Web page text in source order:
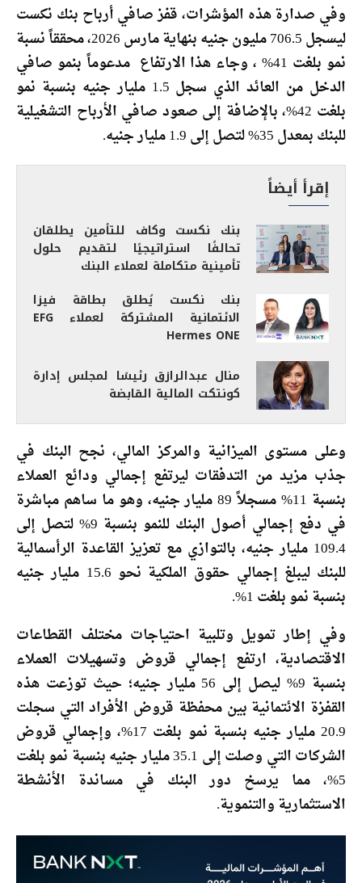
وفي صدارة هذه المؤشرات، قفز صافي أرباح بنك نكست
ليسجل 706.5 مليون جنيه بنهاية مارس 2026، محققاً نسبة
نمو بلغت 41% ، وجاء هذا الارتفاع مدعوماً بنمو صافي
الدخل من العائد الذي سجل 1.5 مليار جنيه بنسبة نمو
بلغت 42%، بالإضافة إلى صعود صافي الأرباح التشغيلية
للبنك بمعدل 35% لتصل إلى 1.9 مليار جنيه.
إقرأ أيضاً
بنك نكست وكاف للتأمين يطلقان
تحالفًا استراتيجيًا لتقديم حلول
تأمينية متكاملة لعملاء البنك
بنك نكست يُطلق بطاقة فيزا
الائتمانية المشتركة لعملاء EFG
Hermes ONE
منال عبدالرازق رئيسًا لمجلس إدارة
كونتكت المالية القابضة
وعلى مستوى الميزانية والمركز المالي، نجح البنك في
جذب مزيد من التدفقات ليرتفع إجمالي ودائع العملاء
بنسبة 11% مسجلاً 89 مليار جنيه، وهو ما ساهم مباشرة
في دفع إجمالي أصول البنك للنمو بنسبة 9% لتصل إلى
109.4 مليار جنيه، بالتوازي مع تعزيز القاعدة الرأسمالية
للبنك ليبلغ إجمالي حقوق الملكية نحو 15.6 مليار جنيه
بنسبة نمو بلغت 1%.
وفي إطار تمويل وتلبية احتياجات مختلف القطاعات
الاقتصادية، ارتفع إجمالي قروض وتسهيلات العملاء
بنسبة 9% ليصل إلى 56 مليار جنيه؛ حيث توزعت هذه
القفزة الائتمانية بين محفظة قروض الأفراد التي سجلت
20.9 مليار جنيه بنسبة نمو بلغت 17%، وإجمالي قروض
الشركات التي وصلت إلى 35.1 مليار جنيه بنسبة نمو بلغت
5%، مما يرسخ دور البنك في مساندة الأنشطة
الاستثمارية والتنموية.